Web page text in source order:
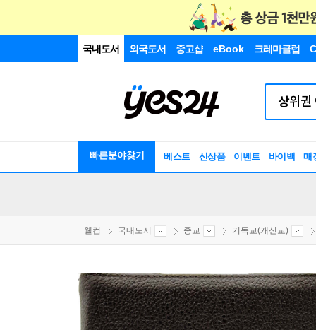
국내도서 외국도서 중고샵 eBook 크레마클럽
빠른분야찾기 베스트 신상품 이벤트 바이백 매
웰컴 국내도서 종교 기독교(개신교)